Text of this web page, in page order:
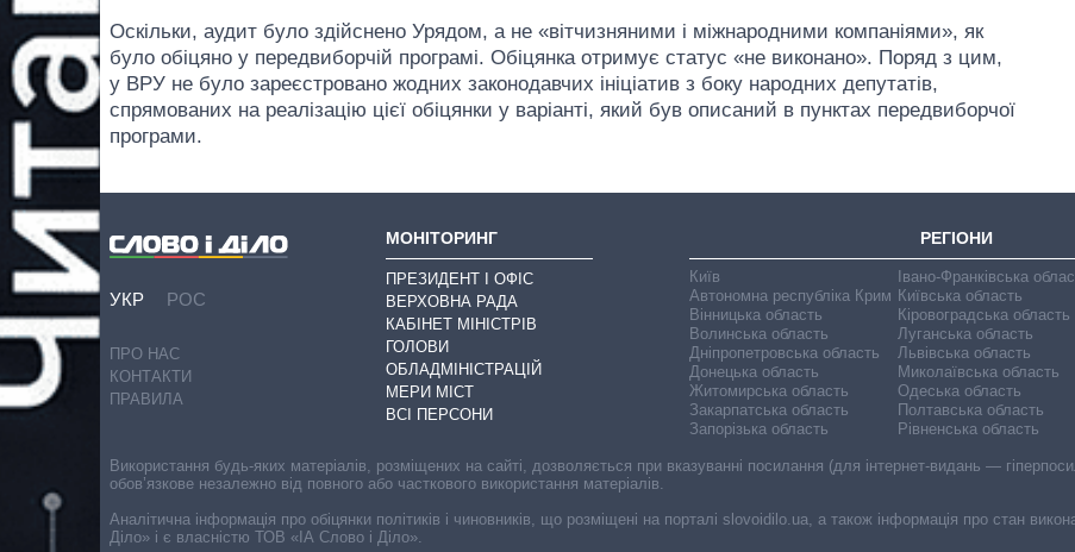
Оскільки, аудит було здійснено Урядом, а не «вітчизняними і міжнародними компаніями», як
було обіцяно у передвиборчій програмі. Обіцянка отримує статус «не виконано». Поряд з цим,
у ВРУ не було зареєстровано жодних законодавчих ініціатив з боку народних депутатів,
спрямованих на реалізацію цієї обіцянки у варіанті, який був описаний в пунктах передвиборчої
програми.
УКР РОС
ПРО НАС
КОНТАКТИ
ПРАВИЛА
МОНІТОРИНГ
ПРЕЗИДЕНТ І ОФІС
ВЕРХОВНА РАДА
КАБІНЕТ МІНІСТРІВ
ГОЛОВИ
ОБЛАДМІНІСТРАЦІЙ
МЕРИ МІСТ
ВСІ ПЕРСОНИ
РЕГІОНИ
Київ
Автономна республіка Крим
Вінницька область
Волинська область
Дніпропетровська область
Донецька область
Житомирська область
Закарпатська область
Запорізька область
Івано-Франківська
Київська область
Кіровоградська область
Луганська область
Львівська область
Миколаївська область
Одеська область
Полтавська область
Рівненська область
Використання будь-яких матеріалів, розміщених на сайті, дозволяється при вказуванні посилання (для інтернет-видань —
обов’язкове незалежно від повного або часткового використання матеріалів.
Аналітична інформація про обіцянки політиків і чиновників, що розміщені на порталі slovoidilo.ua, а також інформація про стан
Діло» і є власністю ТОВ «ІА Слово і Діло».